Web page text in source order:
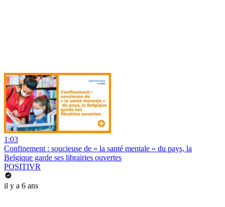
1:03
Confinement : soucieuse de « la santé mentale » du pays, la
Belgique garde ses librairies ouvertes
POSITIVR
il y a 6 ans